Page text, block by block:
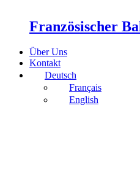
Französischer
Über Uns
Kontakt
Deutsch
Français
English